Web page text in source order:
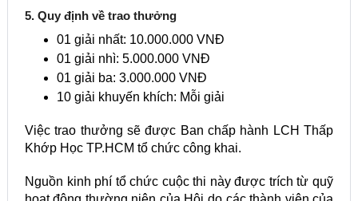
5. Quy định về trao thưởng
01 giải nhất: 10.000.000 VNĐ
01 giải nhì: 5.000.000 VNĐ
01 giải ba: 3.000.000 VNĐ
10 giải khuyến khích: Mỗi giải
Việc trao thưởng sẽ được Ban chấp hành LCH Thấp
Khớp Học TP.HCM tổ chức công khai.
Nguồn kinh phí tổ chức cuộc thi này được trích từ quỹ